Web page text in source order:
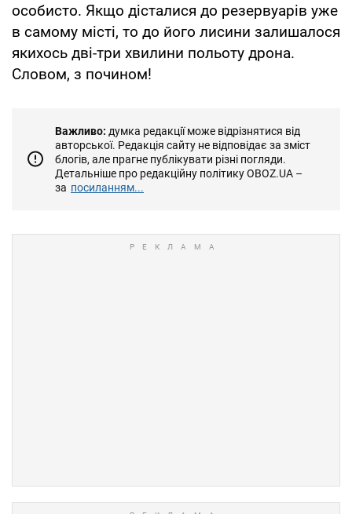
особисто. Якщо дісталися до резервуарів уже
в самому місті, то до його лисини залишалося
якихось дві-три хвилини польоту дрона.
Словом, з почином!
Важливо: думка редакції може відрізнятися від
авторської. Редакція сайту не відповідає за зміст
блогів, але прагне публікувати різні погляди.
Детальніше про редакційну політику OBOZ.UA –
за посиланням...